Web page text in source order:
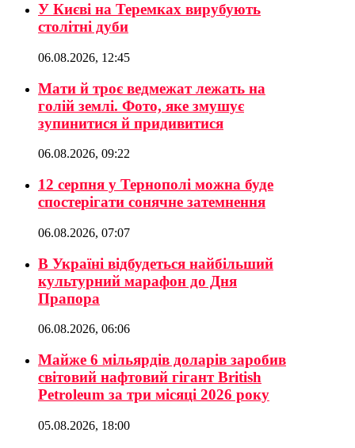
У Києві на Теремках вирубують
столітні дуби
06.08.2026, 12:45
Мати й троє ведмежат лежать на
голій землі. Фото, яке змушує
зупинитися й придивитися
06.08.2026, 09:22
12 серпня у Тернополі можна буде
спостерігати сонячне затемнення
06.08.2026, 07:07
В Україні відбудеться найбільший
культурний марафон до Дня
Прапора
06.08.2026, 06:06
Майже 6 мільярдів доларів заробив
світовий нафтовий гігант British
Petroleum за три місяці 2026 року
05.08.2026, 18:00